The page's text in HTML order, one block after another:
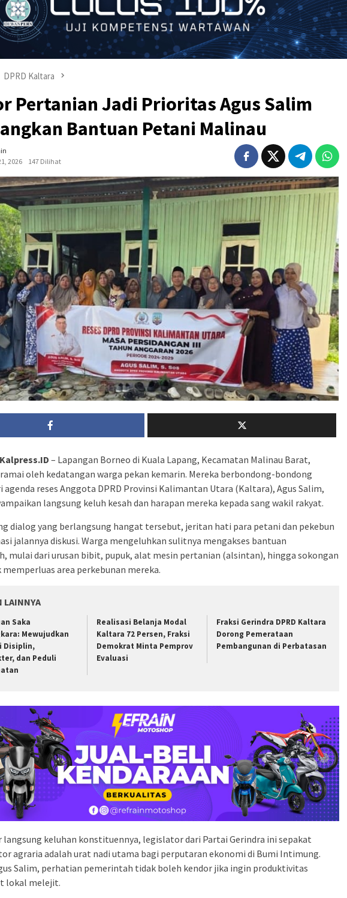
DPRD Kaltara
Pertanian Jadi Prioritas Agus Salim
Bantuan Petani Malinau
2026
147 Dilihat
– Lapangan Borneo di Kuala Lapang, Kecamatan Malinau Barat,
oleh kedatangan warga pekan kemarin. Mereka berbondong-bondong
agenda reses Anggota DPRD Provinsi Kalimantan Utara (Kaltara), Agus Salim,
langsung keluh kesah dan harapan mereka kepada sang wakil rakyat.
dialog yang berlangsung hangat tersebut, jeritan hati para petani dan pekebun
jalannya diskusi. Warga mengeluhkan sulitnya mengakses bantuan
mulai dari urusan bibit, pupuk, alat mesin pertanian (alsintan), hingga sokongan
memperluas area perkebunan mereka.
LAINNYA
Saka
Mewujudkan
Disiplin,
dan Peduli
Realisasi Belanja Modal
Kaltara 72 Persen, Fraksi
Demokrat Minta Pemprov
Evaluasi
Fraksi Gerindra DPRD Kaltara
Dorong Pemerataan
Pembangunan di Perbatasan
langsung keluhan konstituennya, legislator dari Partai Gerindra ini sepakat
agraria adalah urat nadi utama bagi perputaran ekonomi di Bumi Intimung.
Salim, perhatian pemerintah tidak boleh kendor jika ingin produktivitas
lokal melejit.